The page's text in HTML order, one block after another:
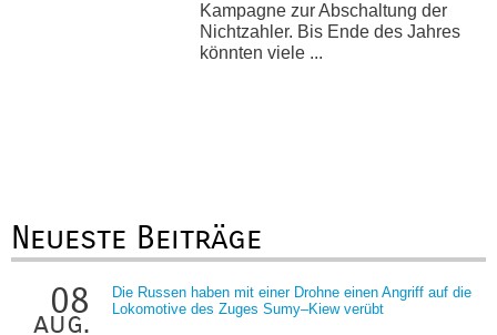
Kampagne zur Abschaltung der
Nichtzahler. Bis Ende des Jahres
könnten viele ...
Neueste Beiträge
08
aug.
Die Russen haben mit einer Drohne einen Angriff auf die
Lokomotive des Zuges Sumy–Kiew verübt